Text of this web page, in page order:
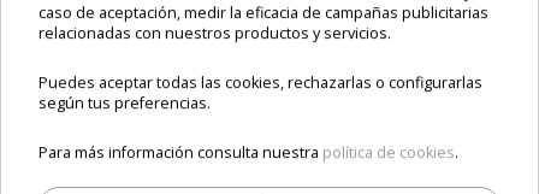
gtmedia GTmedia V8 Finder v8 finder
caso de aceptación, medir la eficacia de campañas publicitarias
relacionadas con nuestros productos y servicios.
Puedes aceptar todas las cookies, rechazarlas o configurarlas
según tus preferencias.
Para más información consulta nuestra política de cookies.